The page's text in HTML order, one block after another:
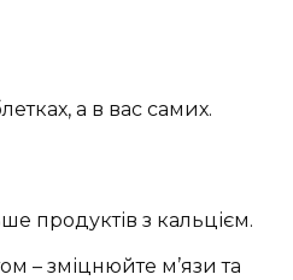
а в вас самих.
продуктів з кальцієм.
– зміцнюйте м’язи та